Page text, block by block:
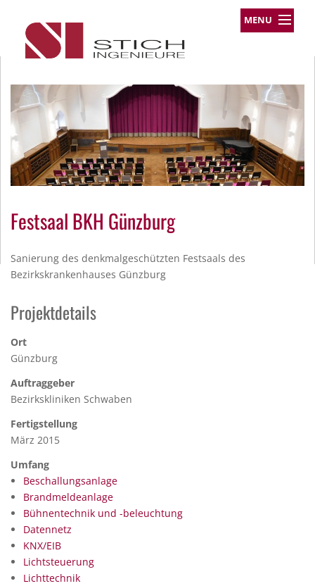
MENU
Leistungsprofil
Team
Über uns
Kontakt
Impressum
Datenschutz
Festsaal BKH Günzburg
Sanierung des denkmalgeschützten Festsaals des
Bezirkskrankenhauses Günzburg
Projektdetails
Ort
Günzburg
Auftraggeber
Bezirkskliniken Schwaben
Fertigstellung
März 2015
Umfang
Beschallungsanlage
Brandmeldeanlage
Bühnentechnik und -beleuchtung
Datennetz
KNX/EIB
Lichtsteuerung
Lichttechnik